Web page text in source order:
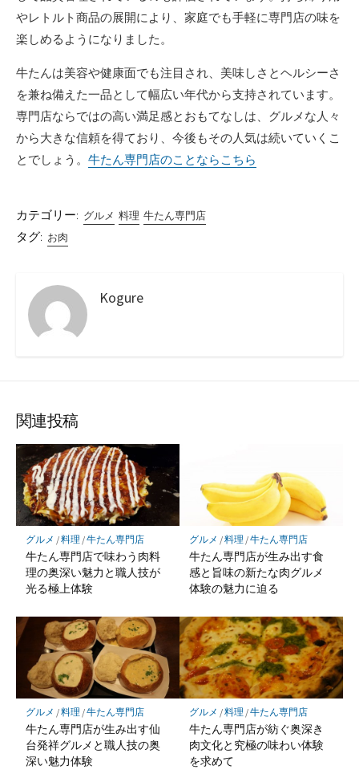
やレトルト商品の展開により、家庭でも手軽に専門店の味を
楽しめるようになりました。
牛たんは美容や健康面でも注目され、美味しさとヘルシーさ
を兼ね備えた一品として幅広い年代から支持されています。
専門店ならではの高い満足感とおもてなしは、グルメな人々
から大きな信頼を得ており、今後もその人気は続いていくこ
とでしょう。 牛たん専門店のことならこちら
カテゴリー: グルメ 料理 牛たん専門店
タグ: お肉
Kogure
関連投稿
グルメ /料理 /牛たん専門店
牛たん専門店で味わう肉料
理の奥深い魅力と職人技が
光る極上体験
グルメ /料理 /牛たん専門店
牛たん専門店が生み出す食
感と旨味の新たな肉グルメ
体験の魅力に迫る
グルメ /料理 /牛たん専門店
牛たん専門店が生み出す仙
台発祥グルメと職人技の奥
深い魅力体験
グルメ /料理 /牛たん専門店
牛たん専門店が紡ぐ奥深き
肉文化と究極の味わい体験
を求めて